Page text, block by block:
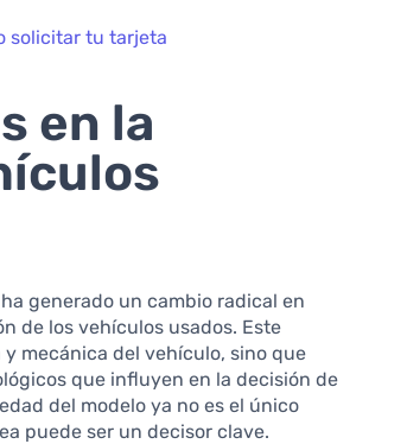
solicitar tu tarjeta
en la
ha generado un cambio radical en
de los vehículos usados. Este
mecánica del vehículo, sino que
que influyen en la decisión de
del modelo ya no es el único
puede ser un decisor clave.